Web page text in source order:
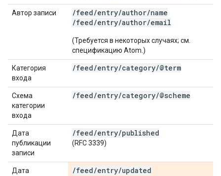
Автор записи
/feed/entry/author/name
/feed/entry/author/email
(Требуется в некоторых случаях; см.
спецификацию Atom.)
Категория
входа
/feed/entry/category/@term
Схема
категории
входа
/feed/entry/category/@scheme
Дата
публикации
записи
/feed/entry/published
(RFC 3339)
Дата
/feed/entry/updated